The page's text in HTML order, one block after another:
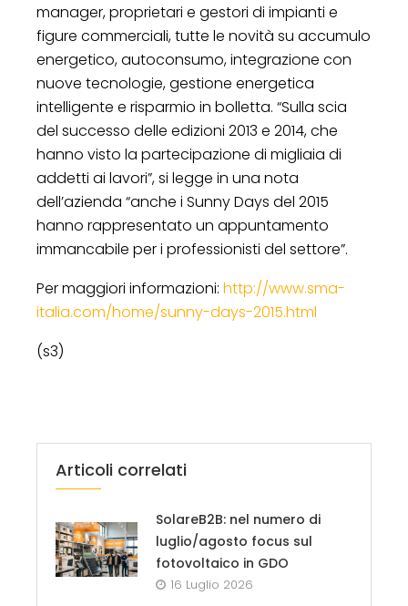
manager, proprietari e gestori di impianti e
figure commerciali, tutte le novità su accumulo
energetico, autoconsumo, integrazione con
nuove tecnologie, gestione energetica
intelligente e risparmio in bolletta. “Sulla scia
del successo delle edizioni 2013 e 2014, che
hanno visto la partecipazione di migliaia di
addetti ai lavori”, si legge in una nota
dell’azienda “anche i Sunny Days del 2015
hanno rappresentato un appuntamento
immancabile per i professionisti del settore”.
Per maggiori informazioni: http://www.sma-
italia.com/home/sunny-days-2015.html
(s3)
Articoli correlati
SolareB2B: nel numero di
luglio/agosto focus sul
fotovoltaico in GDO
16 Luglio 2026